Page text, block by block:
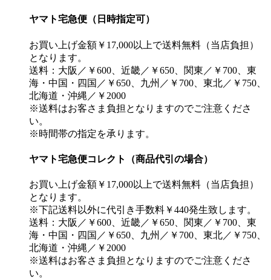
ヤマト宅急便（日時指定可）
お買い上げ金額￥17,000以上で送料無料（当店負担）
となります。
送料：大阪／￥600、近畿／￥650、関東／￥700、東
海・中国・四国／￥650、九州／￥700、東北／￥750、
北海道・沖縄／￥2000
※送料はお客さま負担となりますのでご注意くださ
い。
※時間帯の指定を承ります。
ヤマト宅急便コレクト（商品代引の場合）
お買い上げ金額￥17,000以上で送料無料（当店負担）
となります。
※下記送料以外に代引き手数料￥440発生致します。
送料：大阪／￥600、近畿／￥650、関東／￥700、東
海・中国・四国／￥650、九州／￥700、東北／￥750、
北海道・沖縄／￥2000
※送料はお客さま負担となりますのでご注意くださ
い。